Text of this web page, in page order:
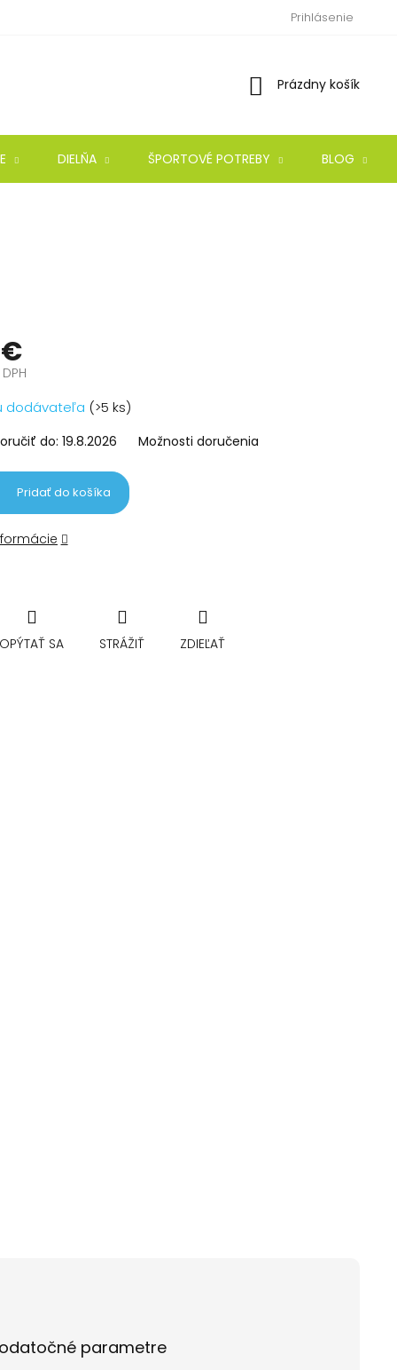
Prihlásenie
Nákupný
Prázdny košík
DIELŇA ŠPORTOVÉ POTREBY BLOG
€
dodávateľa (>5 ks)
do: 19.8.2026 Možnosti doručenia
Pridať do košíka
OPÝTAŤ SA STRÁŽIŤ ZDIEĽAŤ
parametre